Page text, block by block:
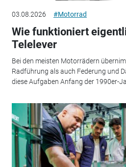
03.08.2026 #Motorrad
Wie funktioniert
Telelever
Bei den meisten Motorrädern
Radführung als auch Federung und
diese Aufgaben Anfang der 1990er-